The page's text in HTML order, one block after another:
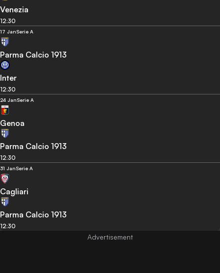
Venezia
12:30
17 JanSerie A
Parma Calcio 1913
Inter
12:30
24 JanSerie A
Genoa
Parma Calcio 1913
12:30
31 JanSerie A
Cagliari
Parma Calcio 1913
12:30